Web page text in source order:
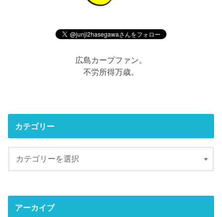
広島カープファン。
不労所得万歳。
カテゴリー
アーカイブ